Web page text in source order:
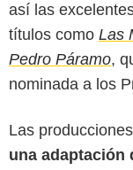
así las
títulos como Las
Pedro Páramo,
nominada a los
Las
una adaptación